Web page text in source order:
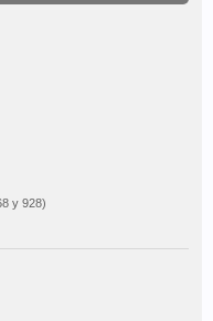
y 928)